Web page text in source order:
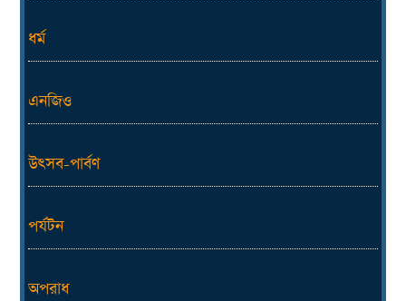
ধর্ম
এনজিও
উৎসব-পার্বণ
পর্যটন
অপরাধ